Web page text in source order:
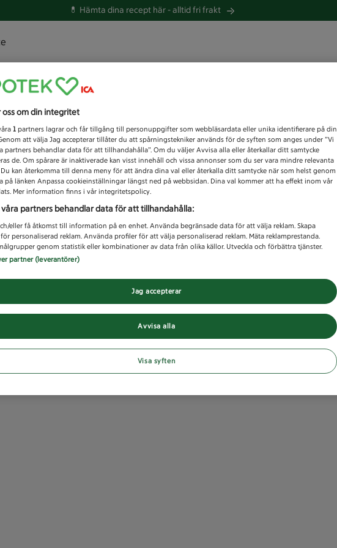
💊 Hämta dina recept här -alltid fri frakt
du efter idag?
Unknown error
oss om din integritet
1 partners lagrar och får tillgång till personuppgifter som webbläsardata eller unika identifierare på din
att välja Jag accepterar tillåter du att spårningstekniker används för de syften som anges under ”Vi
partners behandlar data för att tillhandahålla”. Om du väljer Avvisa alla eller återkallar ditt samtycke
de. Om spårare är inaktiverade kan visst innehåll och vissa annonser som du ser vara mindre relevanta
kan återkomma till denna meny för att ändra dina val eller återkalla ditt samtycke när som helst genom
på länken Anpassa cookieinställningar längst ned på webbsidan. Dina val kommer att ha effekt inom vår
Mer information finns i vår integritetspolicy.
våra partners behandlar data för att tillhandahålla:
eller få åtkomst till information på en enhet. Använda begränsade data för att välja reklam. Skapa
personaliserad reklam. Använda profiler för att välja personaliserad reklam. Mäta reklamprestanda.
genom statistik eller kombinationer av data från olika källor. Utveckla och förbättra tjänster.
partner (leverantörer)
Avvisa alla
Jag accepterar
Visa syften